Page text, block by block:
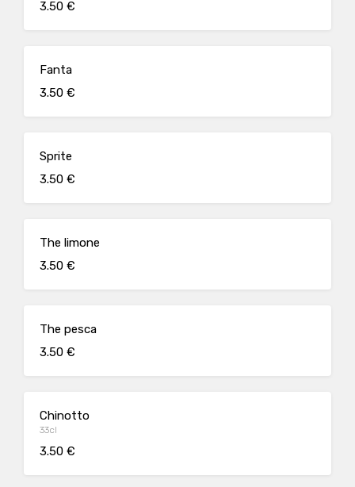
3.50 €
Fanta
3.50 €
Sprite
3.50 €
The limone
3.50 €
The pesca
3.50 €
Chinotto
33cl
3.50 €